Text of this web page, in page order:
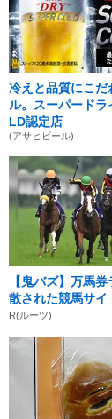
冷えと品質にこだ
ル。スーパードラ
LD認定店
(アサヒビール)
【鬼バズ】万馬
散された競馬サイ
R(ルーツ)